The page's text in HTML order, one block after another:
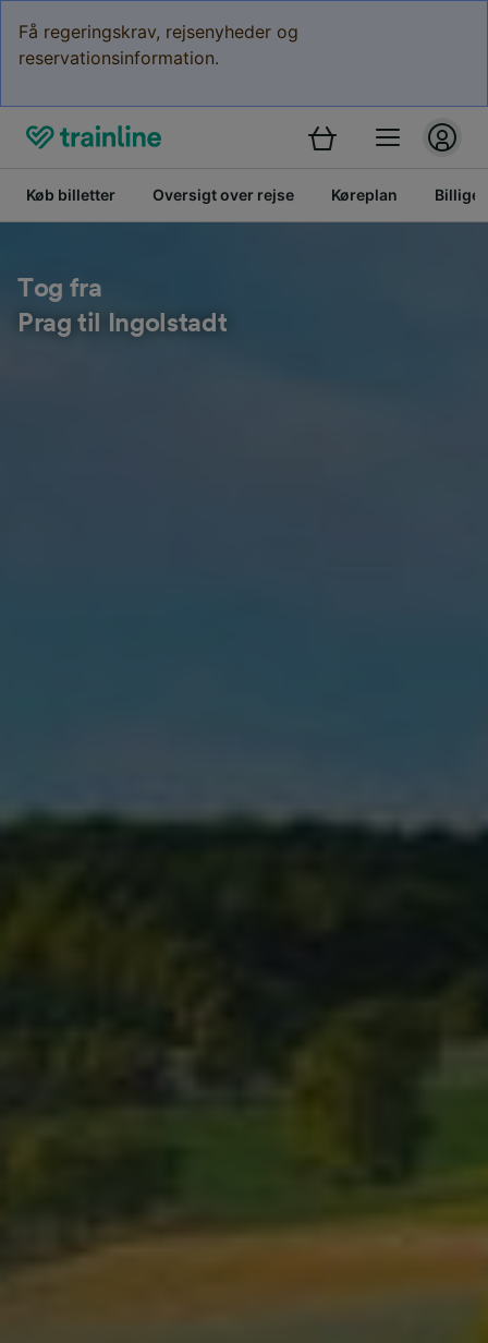
Få regeringskrav, rejsenyheder og
reservationsinformation.
Køb billetter Oversigt over rejse Køreplan Billige
Tog fra
Prag til Ingolstadt